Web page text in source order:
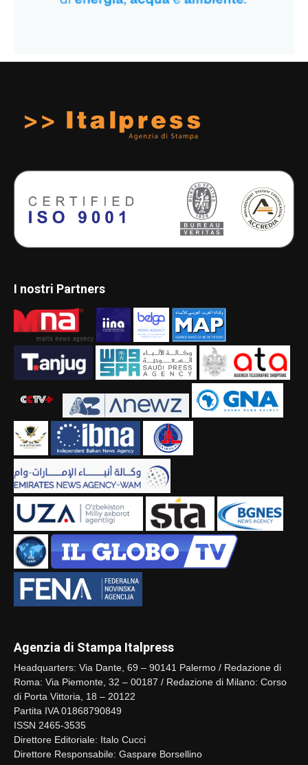
I nostri Partners
Agenzia di Stampa Italpress
Headquarters: Via Dante, 69 – 90141 Palermo / Redazione di
Roma: Via Piemonte, 32 – 00187 / Redazione di Milano: Corso
di Porta Vittoria, 18 – 20122
Partita IVA 01868790849
ISSN 2465-3535
Direttore Editoriale: Italo Cucci
Direttore Responsabile: Gaspare Borsellino